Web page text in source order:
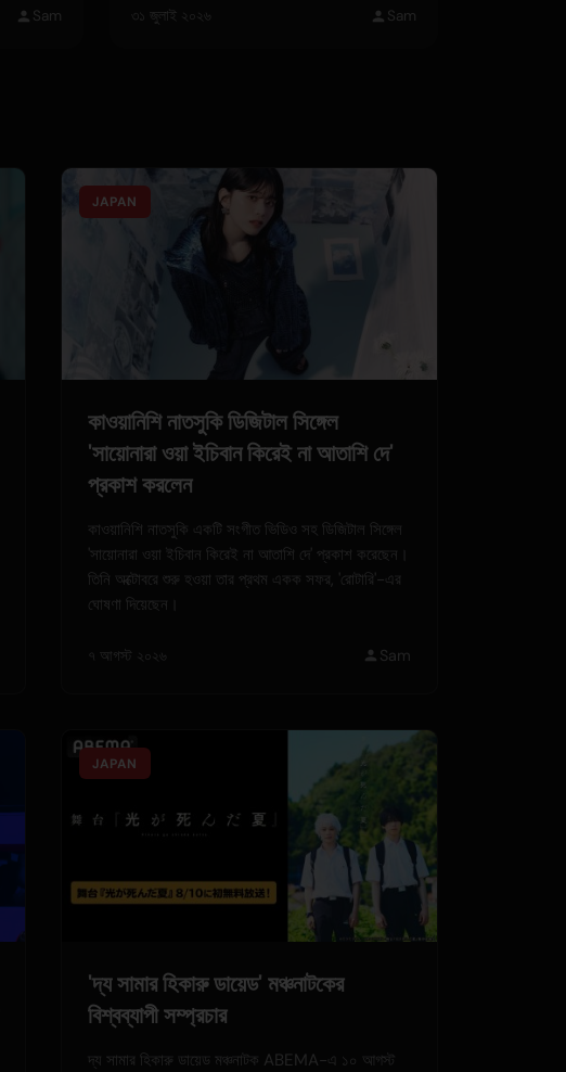
Sam ৩১ জুলাই ২০২৬ Sam
JAPAN
কাওয়ানিশি নাতসুকি ডিজিটাল সিঙ্গেল
'সায়োনারা ওয়া ইচিবান কিরেই না আতাশি দে'
প্রকাশ করলেন
কাওয়ানিশি নাতসুকি একটি সংগীত ভিডিও সহ ডিজিটাল সিঙ্গেল
'সায়োনারা ওয়া ইচিবান কিরেই না আতাশি দে' প্রকাশ করেছেন।
তিনি অক্টোবরে শুরু হওয়া তার প্রথম একক সফর, 'রোটারি'-এর
ঘোষণা দিয়েছেন।
৭ আগস্ট ২০২৬ Sam
JAPAN
'দ্য সামার হিকারু ডায়েড' মঞ্চনাটকের
বিশ্বব্যাপী সম্প্রচার
দ্য সামার হিকারু ডায়েড মঞ্চনাটক ABEMA-এ ১০ আগস্ট